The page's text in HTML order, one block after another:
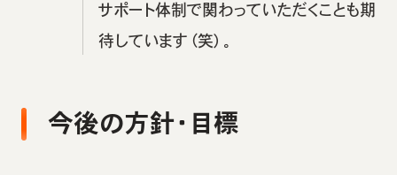
サポート体制で関わっていただくことも期
待しています（笑）。
今後の方針・目標